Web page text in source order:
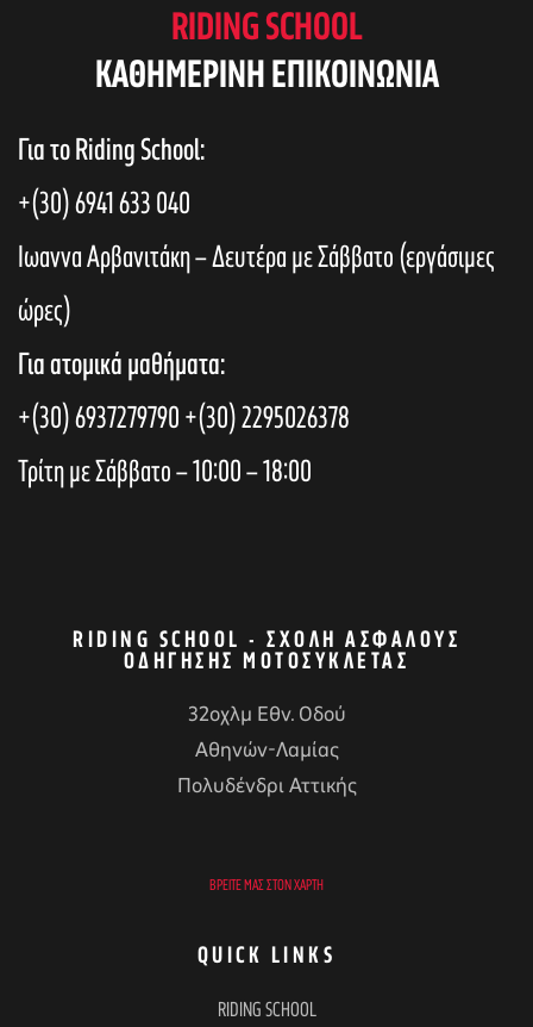
RIDING SCHOOL
KAΘΗΜΕΡΙΝΗ ΕΠΙΚΟΙΝΩΝΙΑ
Για το Riding School:
+(30) 6941 633 040
Ιωαννα Αρβανιτάκη – Δευτέρα με Σάββατο (εργάσιμες
ώρες)
Για ατομικά μαθήματα:
+(30) 6937279790+(30) 2295026378
Τρίτη με Σάββατο – 10:00 – 18:00
RIDING SCHOOL - ΣΧΟΛΉ ΑΣΦΑΛΟΎΣ
ΟΔΉΓΗΣΗΣ ΜΟΤΟΣΥΚΛΈΤΑΣ
32οχλμ Εθν. Οδού
Αθηνών-Λαμίας
Πολυδένδρι Αττικής
ΒΡΕΊΤΕ ΜΑΣ ΣΤΟΝ ΧΆΡΤΗ
QUICK LINKS
RIDING SCHOOL